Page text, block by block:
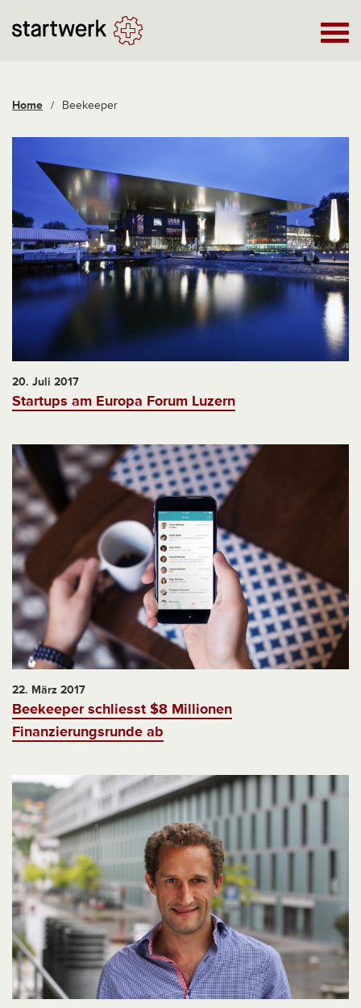
Home / Beekeeper
20. Juli 2017
Startups am Europa Forum Luzern
22. März 2017
Beekeeper schliesst $8 Millionen
Finanzierungsrunde ab